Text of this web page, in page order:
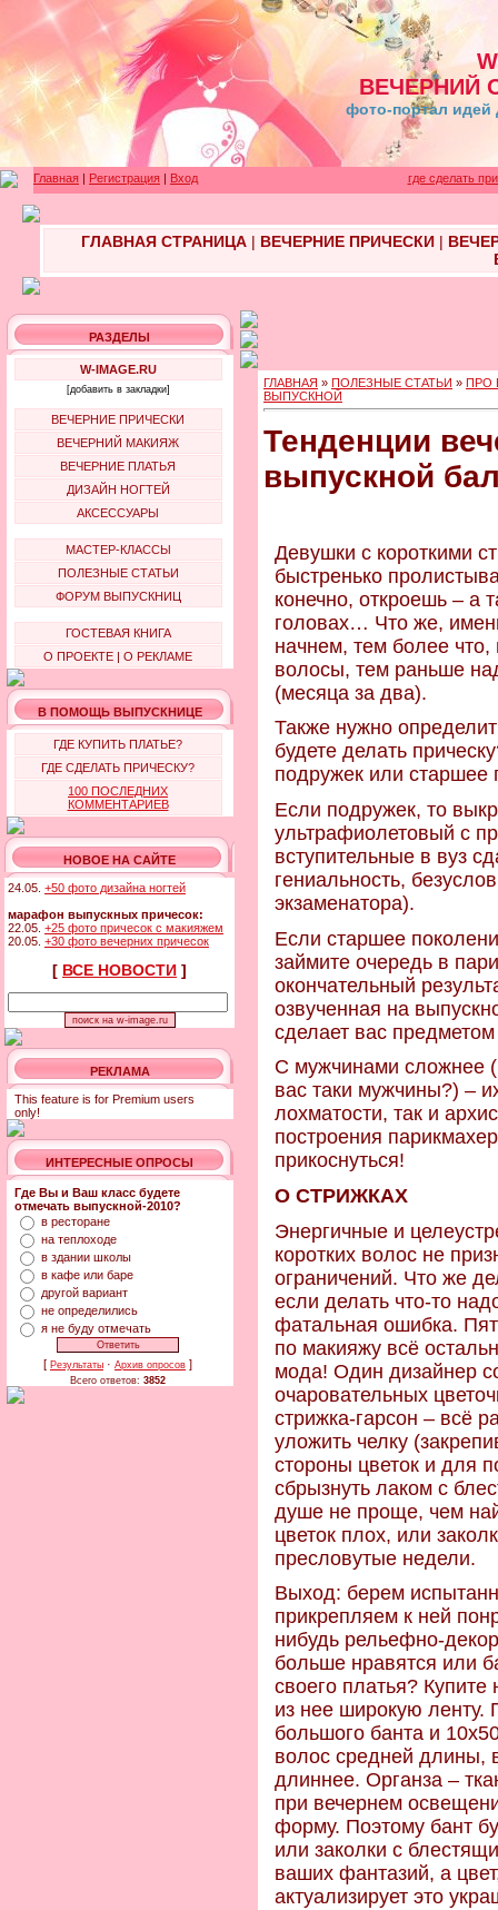
ВЕЧЕРНИЙ
фото-портал идей
Главная | Регистрация | Вход где сделать
ГЛАВНАЯ СТРАНИЦА| ВЕЧЕРНИЕ ПРИЧЕСКИ|
РАЗДЕЛЫ
W-IMAGE.RU
[добавить в закладки]
ВЕЧЕРНИЕ ПРИЧЕСКИ
ВЕЧЕРНИЙ МАКИЯЖ
ВЕЧЕРНИЕ ПЛАТЬЯ
ДИЗАЙН НОГТЕЙ
АКСЕССУАРЫ
МАСТЕР-КЛАССЫ
ПОЛЕЗНЫЕ СТАТЬИ
ФОРУМ ВЫПУСКНИЦ
ГОСТЕВАЯ КНИГА
О ПРОЕКТЕ | О РЕКЛАМЕ
В ПОМОЩЬ ВЫПУСКНИЦЕ
ГДЕ КУПИТЬ ПЛАТЬЕ?
ГДЕ СДЕЛАТЬ ПРИЧЕСКУ?
100 ПОСЛЕДНИХ
КОММЕНТАРИЕВ
НОВОЕ НА САЙТЕ
24.05. +50 фото дизайна ногтей
марафон выпускных причесок:
22.05. +25 фото причесок с макияжем
20.05. +30 фото вечерних причесок
[ ВСЕ НОВОСТИ ]
РЕКЛАМА
This feature is for Premium users
only!
ИНТЕРЕСНЫЕ ОПРОСЫ
Где Вы и Ваш класс будете
отмечать выпускной-2010?
в ресторане
на теплоходе
в здании школы
в кафе или баре
другой вариант
не определились
я не буду отмечать
[ Результаты · Архив опросов ]
Всего ответов: 3852
ГЛАВНАЯ » ПОЛЕЗНЫЕ СТАТЬИ » ПРО
ВЫПУСКНОЙ
Тенденции
выпускной
Девушки с короткими
быстренько
конечно, откроешь – а
головах… Что же,
начнем, тем более
волосы, тем раньше
(месяца за два).
Также нужно
будете делать
подружек или старшее
Если подружек, то
ультрафиолетовый с
вступительные в вуз
гениальность,
экзаменатора).
Если старшее
займите очередь в
окончательный
озвученная на
сделает вас
С мужчинами сложнее
вас таки мужчины?) –
лохматости, так и
построения
прикоснуться!
О СТРИЖКАХ
Энергичные и
коротких волос не
ограничений. Что же
если делать что-то
фатальная ошибка.
по макияжу всё
мода! Один дизайнер
очаровательных
стрижка-гарсон – всё
уложить челку
стороны цветок и для
сбрызнуть лаком с
душе не проще, чем
цветок плох, или
пресловутые недели.
Выход: берем
прикрепляем к ней
нибудь рельефно-
больше нравятся или
своего платья?
из нее широкую
большого банта и
волос средней длины,
длиннее. Органза –
при вечернем
форму. Поэтому бант
или заколки с
ваших фантазий, а
актуализирует это